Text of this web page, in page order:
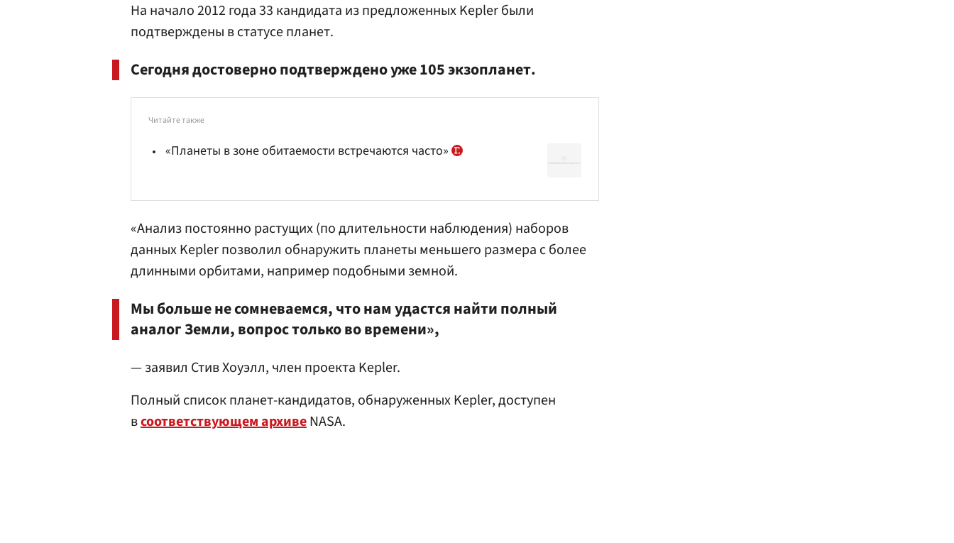
На начало 2012 года 33 кандидата из предложенных Kepler были
подтверждены в статусе планет.
Сегодня достоверно подтверждено уже 105 экзопланет.
Читайте также
«Планеты в зоне обитаемости встречаются часто»
«Анализ постоянно растущих (по длительности наблюдения) наборов
данных Kepler позволил обнаружить планеты меньшего размера с более
длинными орбитами, например подобными земной.
Мы больше не сомневаемся, что нам удастся найти полный
аналог Земли, вопрос только во времени»,
— заявил Стив Хоуэлл, член проекта Kepler.
Полный список планет-кандидатов, обнаруженных Kepler, доступен
всоответствующем архивеNASA.